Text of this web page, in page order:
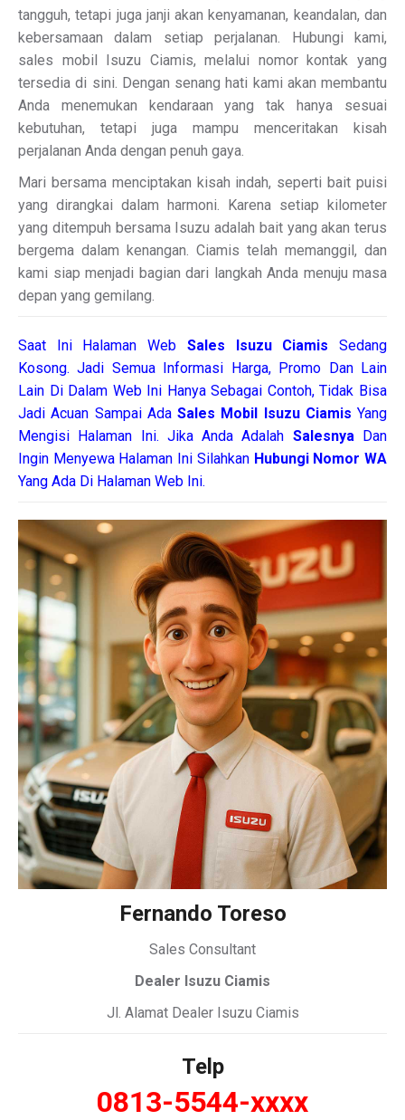
tangguh, tetapi juga janji akan kenyamanan, keandalan, dan
kebersamaan dalam setiap perjalanan. Hubungi kami,
sales mobil Isuzu Ciamis, melalui nomor kontak yang
tersedia di sini. Dengan senang hati kami akan membantu
Anda menemukan kendaraan yang tak hanya sesuai
kebutuhan, tetapi juga mampu menceritakan kisah
perjalanan Anda dengan penuh gaya.
Mari bersama menciptakan kisah indah, seperti bait puisi
yang dirangkai dalam harmoni. Karena setiap kilometer
yang ditempuh bersama Isuzu adalah bait yang akan terus
bergema dalam kenangan. Ciamis telah memanggil, dan
kami siap menjadi bagian dari langkah Anda menuju masa
depan yang gemilang.
Saat Ini Halaman Web Sales Isuzu CiamisSedang
Kosong. Jadi Semua Informasi Harga, Promo Dan Lain
Lain Di Dalam Web Ini Hanya Sebagai Contoh, Tidak Bisa
Jadi Acuan Sampai Ada Sales Mobil Isuzu Ciamis Yang
Mengisi Halaman Ini. Jika Anda Adalah SalesnyaDan
Ingin Menyewa Halaman Ini Silahkan Hubungi Nomor WA
Yang Ada Di Halaman Web Ini.
Fernando Toreso
Sales Consultant
Dealer Isuzu Ciamis
Jl. Alamat Dealer Isuzu Ciamis
Telp
0813-5544-xxxx